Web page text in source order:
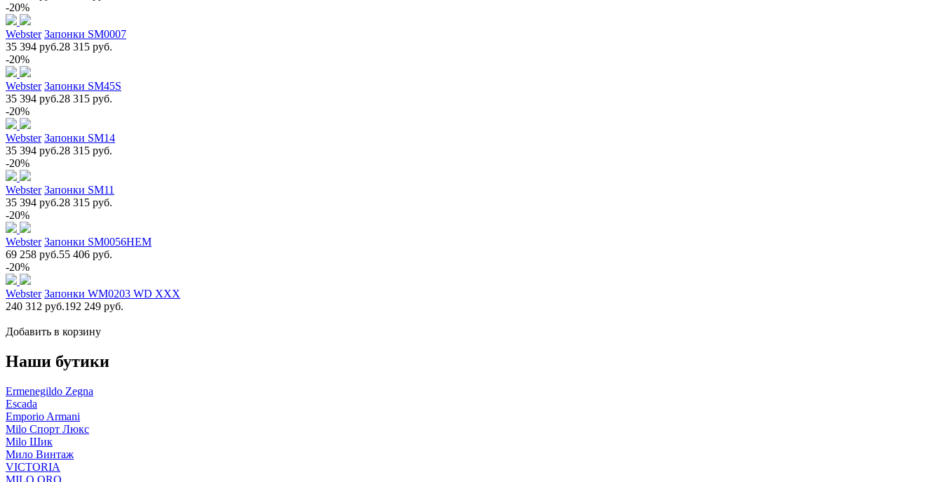
-20%
Webster Запонки SM0007
35 394 руб.28 315 руб.
-20%
Webster Запонки SM45S
35 394 руб.28 315 руб.
-20%
Webster Запонки SM14
35 394 руб.28 315 руб.
-20%
Webster Запонки SM11
35 394 руб.28 315 руб.
-20%
Webster Запонки SM0056НЕМ
69 258 руб.55 406 руб.
-20%
Webster Запонки WM0203 WD XXX
240 312 руб.192 249 руб.
Добавить в корзину
Наши бутики
Ermenegildo Zegna
Escada
Emporio Armani
Milo Спорт Люкс
Milo Шик
Мило Винтаж
VICTORIA
MILO ORO